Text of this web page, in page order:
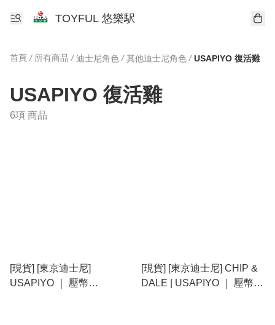
TOYFUL 悠樂駅
首頁 / 所有商品 / 迪士尼角色 / 其他迪士尼角色 / USAPIYO 復活雞
USAPIYO 復活雞
6項 商品
[現貨] [東京迪士尼]
USAPIYO ｜ 壓幣
[現貨] [東京迪士尼] CHIP &
DALE | USAPIYO ｜ 壓幣